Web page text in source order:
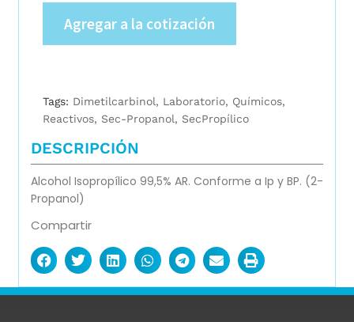
Agregar a la cotización
Tags: Dimetilcarbinol, Laboratorio, Químicos,
Reactivos, Sec-Propanol, SecPropílico
DESCRIPCIÓN
Alcohol Isopropílico 99,5% AR. Conforme a Ip y BP. (2-
Propanol)
Compartir